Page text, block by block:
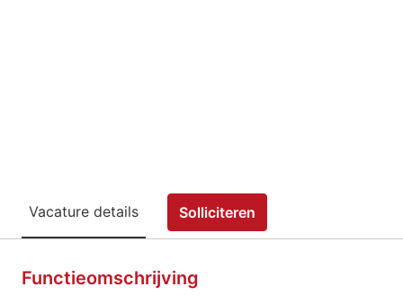
Vacature details Solliciteren
Functieomschrijving